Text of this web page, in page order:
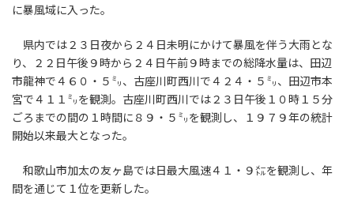
に暴風域に入った。
県内では２３日夜から２４日未明にかけて暴風を伴う大雨とな
り、２２日午後９時から２４日午前９時までの総降水量は、田辺
市龍神で４６０・５㍉、古座川町西川で４２４・５㍉、田辺市本
宮で４１１㍉を観測。古座川町西川では２３日午後１０時１５分
ごろまでの間の１時間に８９・５㍉を観測し、１９７９年の統計
開始以来最大となった。
和歌山市加太の友ヶ島では日最大風速４１・９㍍を観測し、年
間を通じて１位を更新した。